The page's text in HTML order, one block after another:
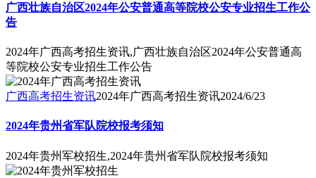
广西壮族自治区2024年公安普通高等院校公安专业招生工作公
告
2024年广西高考招生资讯,广西壮族自治区2024年公安普通高
等院校公安专业招生工作公告
广西高考招生资讯2024年广西高考招生资讯2024/6/23
2024年贵州省军队院校报考须知
2024年贵州军校招生,2024年贵州省军队院校报考须知